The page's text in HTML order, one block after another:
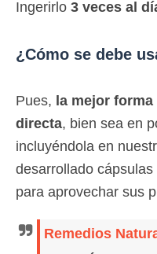
Ingerirlo 3 veces al
¿Cómo se debe
Pues, la mejor
directa, bien sea en
incluyéndola en
desarrollado
para aprovechar sus
Remedios